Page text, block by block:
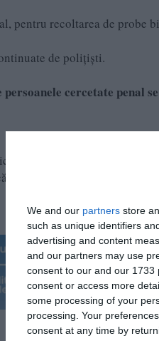
We and our partners store
such as unique identifiers
advertising and content
and our partners may use
consent to our and our 1733
consent or access more
some processing of your
processing. Your
consent at any time by
pentru recoltarea de
de polițiști.
cercetate penal
7, menţionează că
se păstrează un echilibru